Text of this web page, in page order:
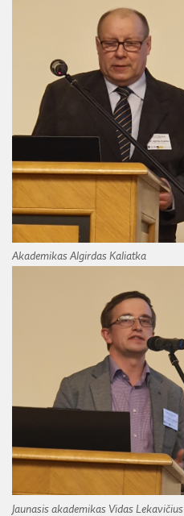
Akademikas Algirdas Kaliatka
Jaunasis akademikas Vidas Lekavičius